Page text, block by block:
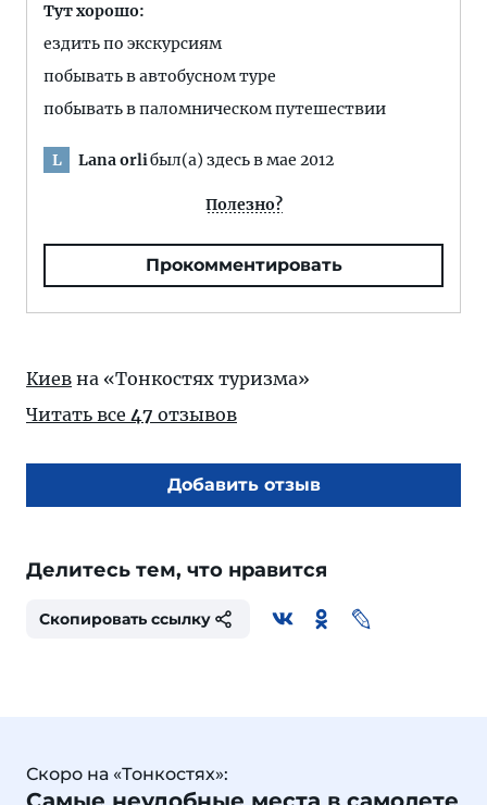
Тут хорошо:
ездить по экскурсиям
побывать в автобусном туре
побывать в паломническом путешествии
L Lana orliбыл(а) здесь в мае 2012
Полезно?
Прокомментировать
Киев на «Тонкостях туризма»
Читать все 47 отзывов
Добавить отзыв
Делитесь тем, что нравится
Скопировать ссылку
Скоро на «Тонкостях»: